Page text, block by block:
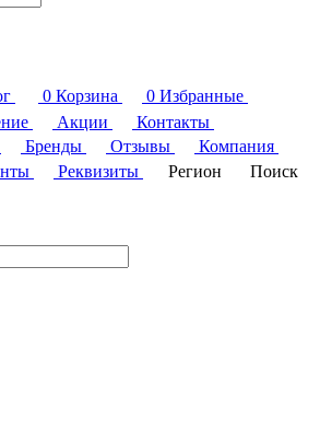
0 Корзина 0 Избранные
Акции
Контакты
Бренды Отзывы
Компания
Реквизиты Регион
Поиск